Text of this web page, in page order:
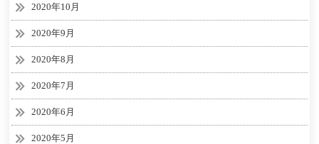
2020年10月
2020年9月
2020年8月
2020年7月
2020年6月
2020年5月